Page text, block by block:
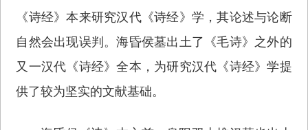
《诗经》本来研究汉代《诗经》学，其论述与论断
自然会出现误判。海昏侯墓出土了《毛诗》之外的
又一汉代《诗经》全本，为研究汉代《诗经》学提
供了较为坚实的文献基础。